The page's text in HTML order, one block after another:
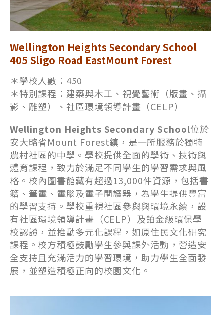
Wellington Heights Secondary School｜
405 Sligo Road EastMount Forest
＊學校人數：450
＊特別課程：建築與木工、視覺藝術（版畫、攝
影、雕塑）、社區環境領導計畫（CELP）
Wellington Heights Secondary School位於
安大略省Mount Forest鎮，是一所服務於獨特
農村社區的中學。學校提供全面的學術、技術與
體育課程，致力於滿足不同學生的學習需求與風
格。校內圖書館藏有超過13,000件資源，包括書
籍、筆電、電腦及電子閱讀器，為學生提供豐富
的學習支持。學校重視社區參與與環境永續，設
有社區環境領導計畫（CELP）及鉑金級環保學
校認證，並推動多元化課程，如原住民文化研究
課程。校方積極鼓勵學生參與課外活動，營造安
全支持且充滿活力的學習環境，助力學生全面發
展，並塑造積極正向的校園文化。